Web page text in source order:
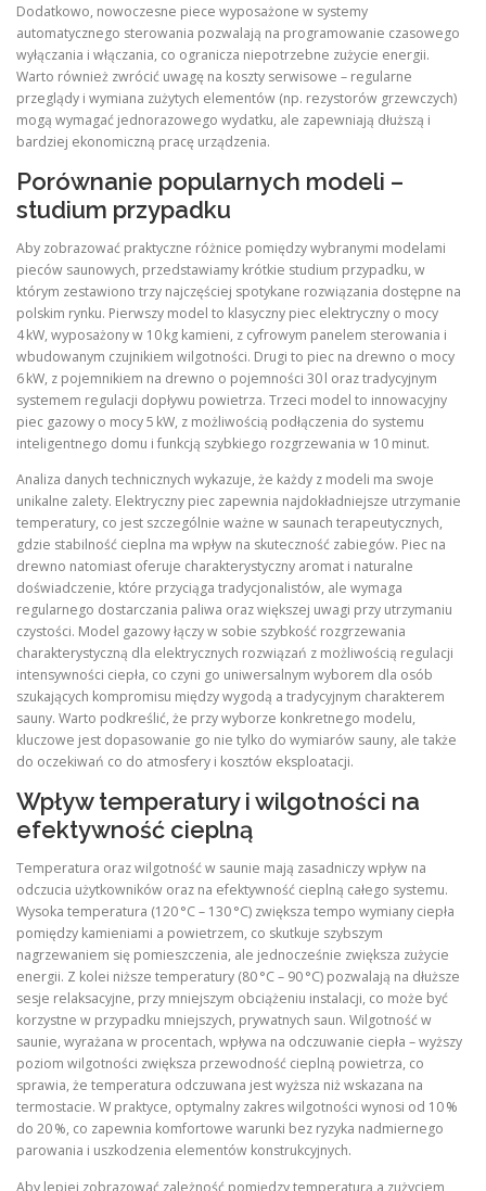
Dodatkowo, nowoczesne piece wyposażone w systemy
automatycznego sterowania pozwalają na programowanie czasowego
wyłączania i włączania, co ogranicza niepotrzebne zużycie energii.
Warto również zwrócić uwagę na koszty serwisowe – regularne
przeglądy i wymiana zużytych elementów (np. rezystorów grzewczych)
mogą wymagać jednorazowego wydatku, ale zapewniają dłuższą i
bardziej ekonomiczną pracę urządzenia.
Porównanie popularnych modeli –
studium przypadku
Aby zobrazować praktyczne różnice pomiędzy wybranymi modelami
pieców saunowych, przedstawiamy krótkie studium przypadku, w
którym zestawiono trzy najczęściej spotykane rozwiązania dostępne na
polskim rynku. Pierwszy model to klasyczny piec elektryczny o mocy
4 kW, wyposażony w 10 kg kamieni, z cyfrowym panelem sterowania i
wbudowanym czujnikiem wilgotności. Drugi to piec na drewno o mocy
6 kW, z pojemnikiem na drewno o pojemności 30 l oraz tradycyjnym
systemem regulacji dopływu powietrza. Trzeci model to innowacyjny
piec gazowy o mocy 5 kW, z możliwością podłączenia do systemu
inteligentnego domu i funkcją szybkiego rozgrzewania w 10 minut.
Analiza danych technicznych wykazuje, że każdy z modeli ma swoje
unikalne zalety. Elektryczny piec zapewnia najdokładniejsze utrzymanie
temperatury, co jest szczególnie ważne w saunach terapeutycznych,
gdzie stabilność cieplna ma wpływ na skuteczność zabiegów. Piec na
drewno natomiast oferuje charakterystyczny aromat i naturalne
doświadczenie, które przyciąga tradycjonalistów, ale wymaga
regularnego dostarczania paliwa oraz większej uwagi przy utrzymaniu
czystości. Model gazowy łączy w sobie szybkość rozgrzewania
charakterystyczną dla elektrycznych rozwiązań z możliwością regulacji
intensywności ciepła, co czyni go uniwersalnym wyborem dla osób
szukających kompromisu między wygodą a tradycyjnym charakterem
sauny. Warto podkreślić, że przy wyborze konkretnego modelu,
kluczowe jest dopasowanie go nie tylko do wymiarów sauny, ale także
do oczekiwań co do atmosfery i kosztów eksploatacji.
Wpływ temperatury i wilgotności na
efektywność cieplną
Temperatura oraz wilgotność w saunie mają zasadniczy wpływ na
odczucia użytkowników oraz na efektywność cieplną całego systemu.
Wysoka temperatura (120 °C – 130 °C) zwiększa tempo wymiany ciepła
pomiędzy kamieniami a powietrzem, co skutkuje szybszym
nagrzewaniem się pomieszczenia, ale jednocześnie zwiększa zużycie
energii. Z kolei niższe temperatury (80 °C – 90 °C) pozwalają na dłuższe
sesje relaksacyjne, przy mniejszym obciążeniu instalacji, co może być
korzystne w przypadku mniejszych, prywatnych saun. Wilgotność w
saunie, wyrażana w procentach, wpływa na odczuwanie ciepła – wyższy
poziom wilgotności zwiększa przewodność cieplną powietrza, co
sprawia, że temperatura odczuwana jest wyższa niż wskazana na
termostacie. W praktyce, optymalny zakres wilgotności wynosi od 10 %
do 20 %, co zapewnia komfortowe warunki bez ryzyka nadmiernego
parowania i uszkodzenia elementów konstrukcyjnych.
Aby lepiej zobrazować zależność pomiędzy temperaturą a zużyciem